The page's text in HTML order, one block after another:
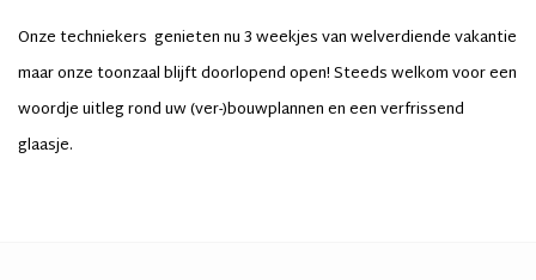
Onze techniekers genieten nu 3 weekjes van welverdiende vakantie
maar onze toonzaal blijft doorlopend open! Steeds welkom voor een
woordje uitleg rond uw (ver-)bouwplannen en een verfrissend
glaasje.